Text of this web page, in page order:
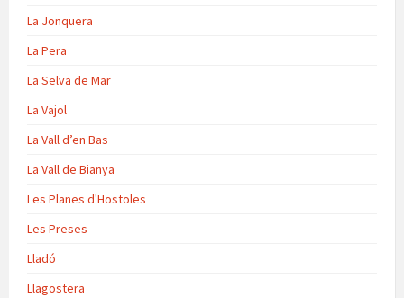
La Jonquera
La Pera
La Selva de Mar
La Vajol
La Vall d’en Bas
La Vall de Bianya
Les Planes d'Hostoles
Les Preses
Lladó
Llagostera